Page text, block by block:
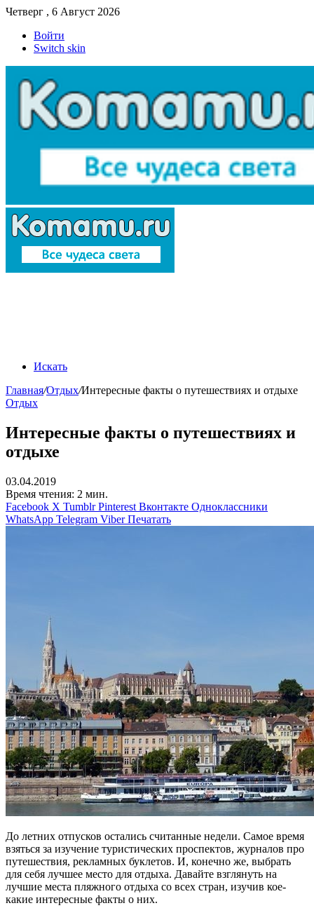
Четверг , 6 Август 2026
Войти
Switch skin
Искать
Главная/Отдых/Интересные факты о путешествиях и отдыхе
Отдых
Интересные факты о путешествиях и
отдыхе
03.04.2019
Время чтения: 2 мин.
Facebook X Tumblr Pinterest Вконтакте Одноклассники
WhatsApp Telegram Viber Печатать
До летних отпусков остались считанные недели. Самое время
взяться за изучение туристических проспектов, журналов про
путешествия, рекламных буклетов. И, конечно же, выбрать
для себя лучшее место для отдыха. Давайте взглянуть на
лучшие места пляжного отдыха со всех стран, изучив кое-
какие интересные факты о них.